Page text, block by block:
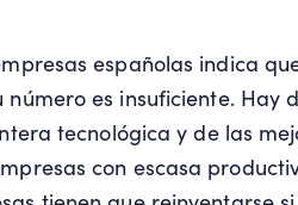
españolas indica
número es insuficiente. Hay
tecnológica y de las
con escasa